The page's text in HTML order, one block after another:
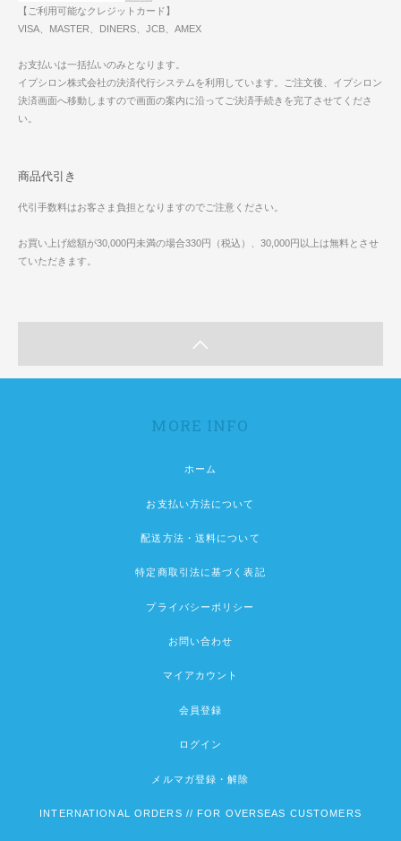
【ご利用可能なクレジットカード】
VISA、MASTER、DINERS、JCB、AMEX
お支払いは一括払いのみとなります。
イプシロン株式会社の決済代行システムを利用しています。ご注文後、イプシロン
決済画面へ移動しますので画面の案内に沿ってご決済手続きを完了させてくださ
い。
商品代引き
代引手数料はお客さま負担となりますのでご注意ください。
お買い上げ総額が30,000円未満の場合330円（税込）、30,000円以上は無料とさせ
ていただきます。
MORE INFO
ホーム
お支払い方法について
配送方法・送料について
特定商取引法に基づく表記
プライバシーポリシー
お問い合わせ
マイアカウント
会員登録
ログイン
メルマガ登録・解除
INTERNATIONAL ORDERS // FOR OVERSEAS CUSTOMERS